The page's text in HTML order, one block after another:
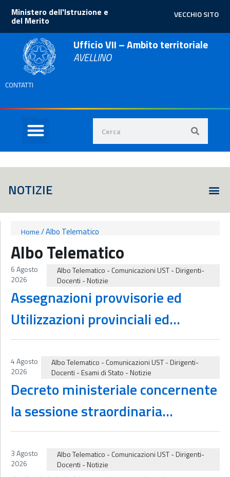
VECCHIO SITO
Ministero dell'Istruzione e
del Merito
Ufficio VII – Ambito territoriale
AVELLINO
CONTATTI
NOTIZIE
Home/Albo Telematico
Albo Telematico
6 Agosto
2026
Albo Telematico -Comunicazioni UST-Dirigenti-
Docenti -Notizie
Assegnazioni provvisorie ed
Utilizzazioni provinciali ed
interprovinciali ogni ordine e
grado a.s. 2026.27 – Graduatorie
definitive
4 Agosto
2026
Albo Telematico -Comunicazioni UST-Dirigenti-
Docenti -Esami di Stato -Notizie
Decreto ministeriale concernente
la sessione straordinaria
dell’esame di maturità per l’anno
scolastico 2025/2026
3 Agosto
2026
Albo Telematico -Comunicazioni UST-Dirigenti-
Docenti -Notizie